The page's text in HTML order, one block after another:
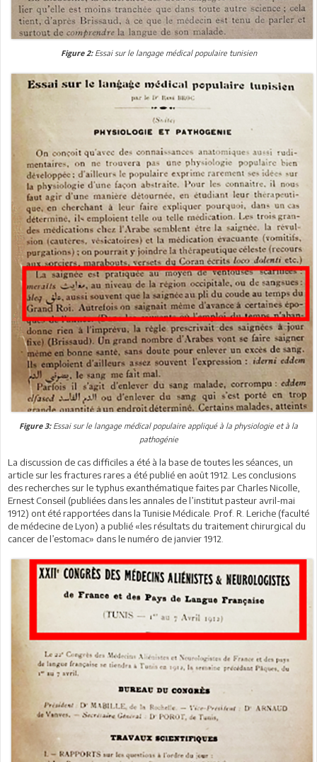
Figure 2: Essai sur le langage médical populaire tunisien
Figure 3:Essai sur le langage médical populaire appliqué à la physiologie et à la
pathogénie
La discussion de cas difficiles a été à la base de toutes les séances, un
article sur les fractures rares a été publié en août 1912. Les conclusions
des recherches sur le typhus exanthématique faites par Charles Nicolle,
Ernest Conseil (publiées dans les annales de l’institut pasteur avril-mai
1912) ont été rapportées dans la Tunisie Médicale. Prof. R. Leriche (faculté
de médecine de Lyon) a publié «les résultats du traitement chirurgical du
cancer de l’estomac» dans le numéro de janvier 1912.